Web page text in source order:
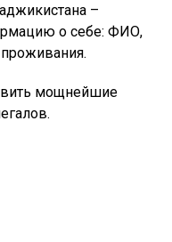
–
о себе: ФИО,
мощнейшие